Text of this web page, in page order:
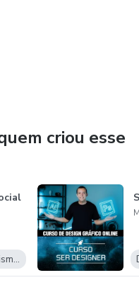
criou esse
Empreendedorismo Digital